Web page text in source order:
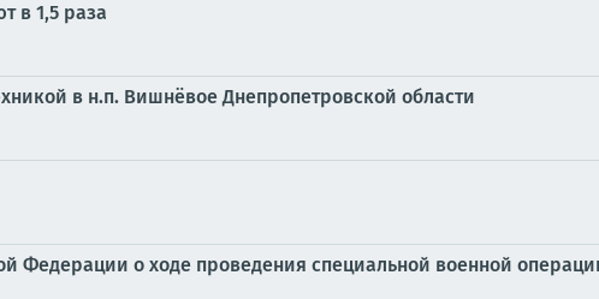
в 1,5 раза
в н.п. Вишнёвое Днепропетровской области
о ходе проведения специальной военной операции